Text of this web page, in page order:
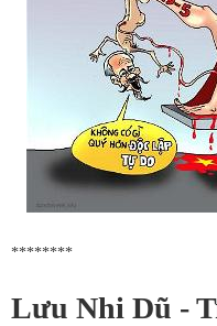
********
Lưu Nhi Dũ -